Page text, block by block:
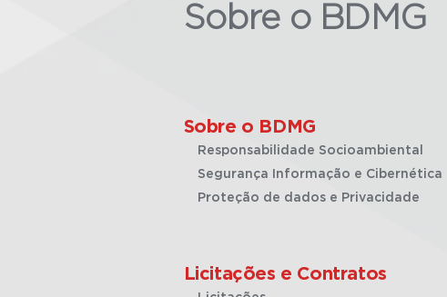
Sobre o BDMG
Sobre o BDMG
Responsabilidade Socioambiental
Segurança Informação e Cibernética
Proteção de dados e Privacidade
Licitações e Contratos